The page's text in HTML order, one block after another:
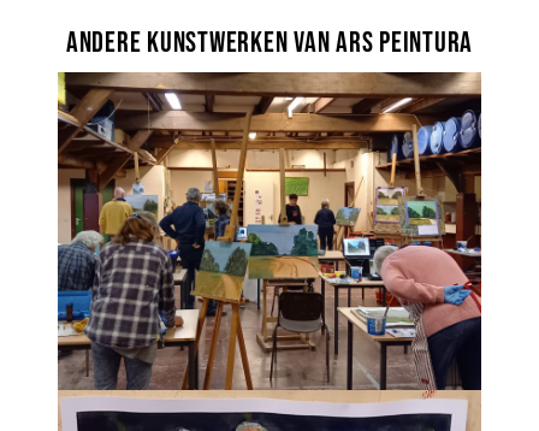
Andere kunstwerken van Ars Peintura